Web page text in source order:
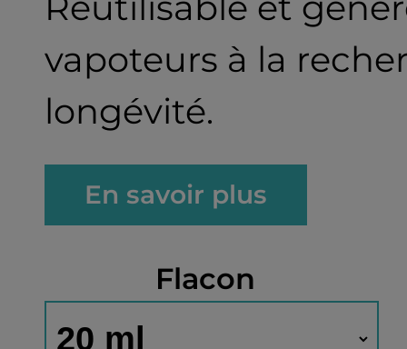
vapoteurs à la
longévité.
En savoir plus
Flacon